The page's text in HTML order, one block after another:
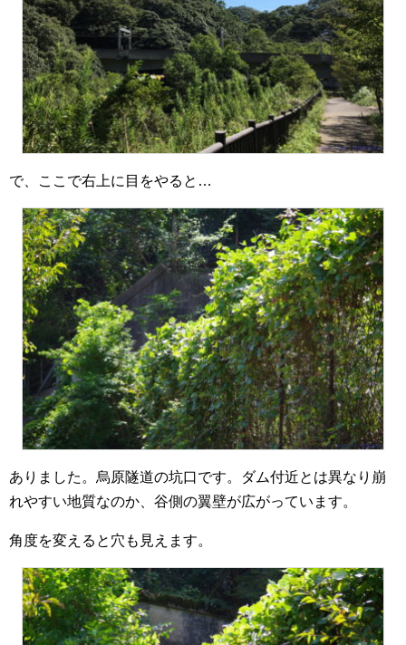
で、ここで右上に目をやると…
ありました。烏原隧道の坑口です。ダム付近とは異なり崩
れやすい地質なのか、谷側の翼壁が広がっています。
角度を変えると穴も見えます。